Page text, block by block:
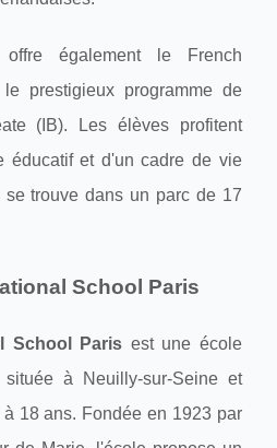
offre également le French
prestigieux programme de
(IB). Les élèves profitent
éducatif et d'un cadre de vie
trouve dans un parc de 17
School Paris
School Paris est une école
située à Neuilly-sur-Seine et
18 ans. Fondée en 1923 par